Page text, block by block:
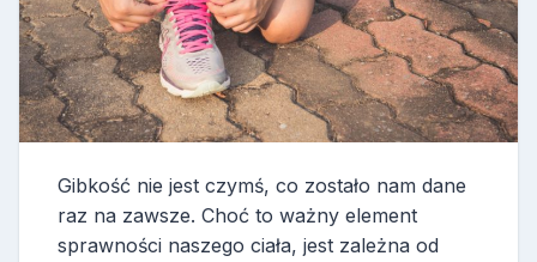
Gibkość nie jest czymś, co zostało nam dane
raz na zawsze. Choć to ważny element
sprawności naszego ciała, jest zależna od